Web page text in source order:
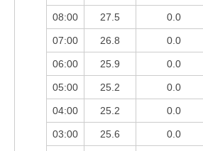
08:00 27.5 0.0
07:00 26.8 0.0
06:00 25.9 0.0
05:00 25.2 0.0
04:00 25.2 0.0
03:00 25.6 0.0